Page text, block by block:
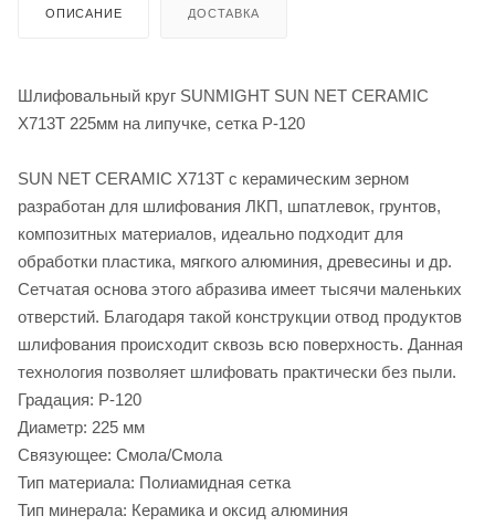
ОПИСАНИЕ ДОСТАВКА
Шлифовальный круг SUNMIGHT SUN NET CERAMIC
X713T 225мм на липучке, сетка P-120
SUN NET CERAMIC X713T c керамическим зерном
разработан для шлифования ЛКП, шпатлевок, грунтов,
композитных материалов, идеально подходит для
обработки пластика, мягкого алюминия, древесины и др.
Сетчатая основа этого абразива имеет тысячи маленьких
отверстий. Благодаря такой конструкции отвод продуктов
шлифования происходит сквозь всю поверхность. Данная
технология позволяет шлифовать практически без пыли.
Градация: P-120
Диаметр: 225 мм
Связующее: Смола/Смола
Тип материала: Полиамидная сетка
Тип минерала: Керамика и оксид алюминия